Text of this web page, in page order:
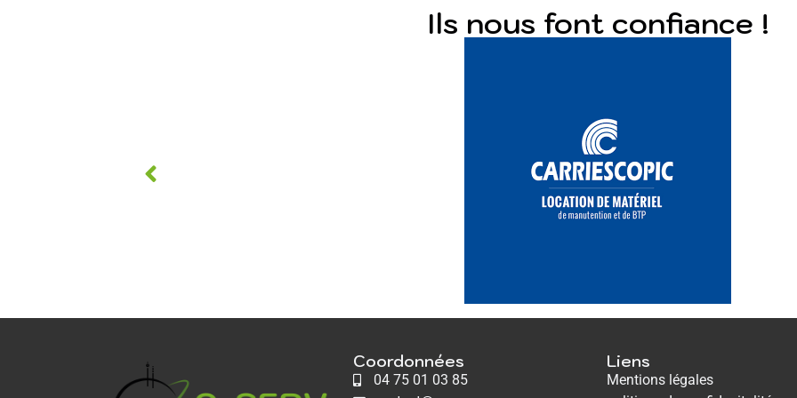
Ils nous font confiance !
Coordonnées
04 75 01 03 85
Liens
Mentions légales